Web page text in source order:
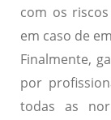
com os
em caso de
Finalmente,
por
todas as